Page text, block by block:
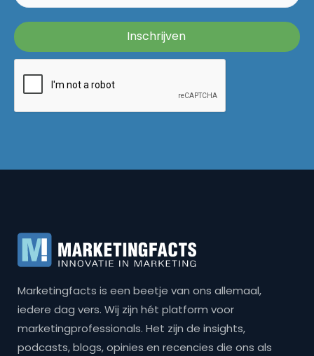
Marketingfacts is een beetje van ons allemaal,
iedere dag vers. Wij zijn hét platform voor
marketingprofessionals. Het zijn de insights,
podcasts, blogs, opinies en recencies die ons als